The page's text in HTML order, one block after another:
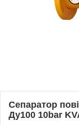
Сепаратор
Ду100 10bar